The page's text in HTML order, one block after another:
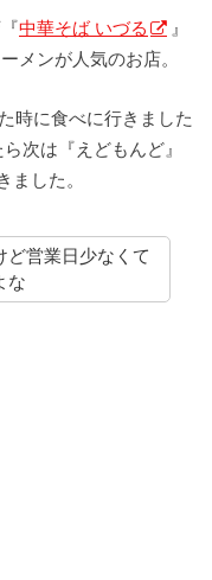
中華そば いづる
』
メンが人気のお店。
時に食べに行きました
次は『えどもんど』
ました。
ど営業日少なくて
な